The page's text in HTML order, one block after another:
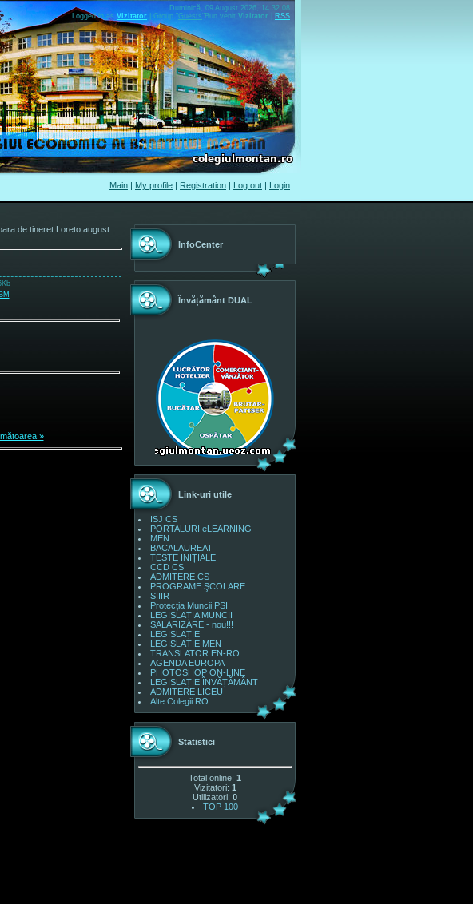
Duminică, 09 August 2026, 14.32.08
Logged in as Vizitator Group "Guests" Bun venit Vizitator RSS
Main | My profile | Registration | Log out | Login
de tineret Loreto august
»
InfoCenter
Învățământ DUAL
Link-uri utile
ISJ CS
PORTALURI eLEARNING
MEN
BACALAUREAT
TESTE INIȚIALE
CCD CS
ADMITERE CS
PROGRAME ŞCOLARE
SIIIR
Protecția Muncii PSI
LEGISLAȚIA MUNCII
SALARIZARE - nou!!!
LEGISLAȚIE
LEGISLAȚIE MEN
TRANSLATOR EN-RO
AGENDA EUROPA
PHOTOSHOP ON-LINE
LEGISLAȚIE ÎNVĂȚĂMÂNT
ADMITERE LICEU
Alte Colegii RO
Statistici
Total online: 1
Vizitatori: 1
Utilizatori: 0
TOP 100